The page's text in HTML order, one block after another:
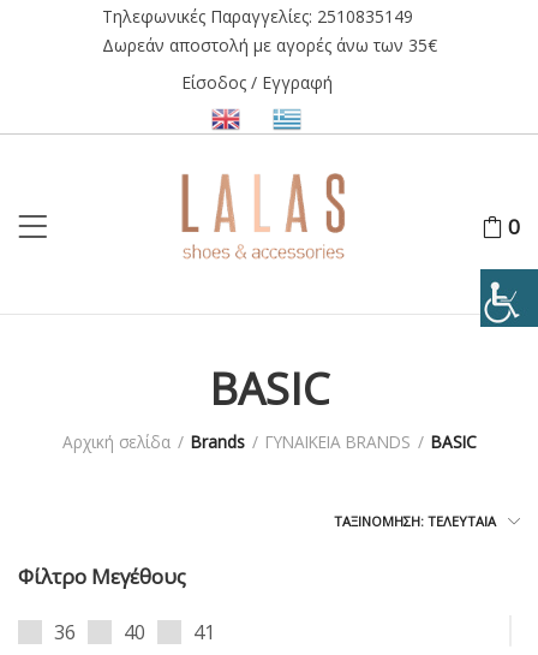
Τηλεφωνικές Παραγγελίες: 2510835149
Δωρεάν αποστολή με αγορές άνω των 35€
Είσοδος / Εγγραφή
0
BASIC
Αρχική σελίδα / Brands / ΓΥΝΑΙΚΕΙΑ BRANDS / BASIC
ΤΑΞΙΝΌΜΗΣΗ: ΤΕΛΕΥΤΑΊΑ
Φίλτρο Μεγέθους
36 40 41